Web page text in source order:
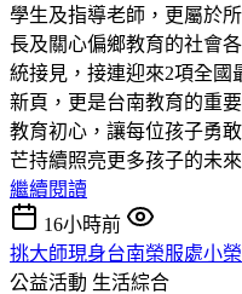
學生及指導老師，更屬於
長及關心偏鄉教育的社會
統接見，接連迎來2項全國
新頁，更是台南教育的重
教育初心，讓每位孩子勇
芒持續照亮更多孩子的未來
繼續閱讀
16小時前
挑大師現身台南榮服處小
公益活動 生活綜合